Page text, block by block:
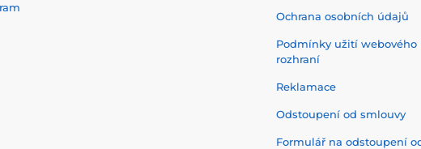
Ochrana osobních údajů
Podmínky užití webového
rozhraní
Reklamace
Odstoupení od smlouvy
Formulář na odstoupení